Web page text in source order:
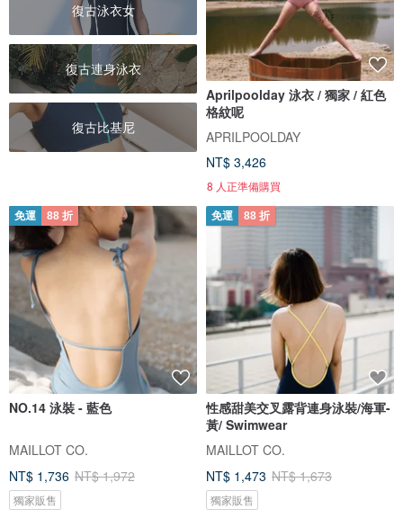
復古泳衣女
復古連身泳衣
復古比基尼
Aprilpoolday 泳衣 / 獨家 / 紅色
格紋呢
APRILPOOLDAY
NT$ 3,426
8 人正準備購買
免運 88 折
NO.14 泳裝 - 藍色
MAILLOT CO.
NT$ 1,736 NT$ 1,972
獨家販售
免運 88 折
性感甜美交叉露背連身泳裝/海軍-
黃/ Swimwear
MAILLOT CO.
NT$ 1,473 NT$ 1,673
獨家販售